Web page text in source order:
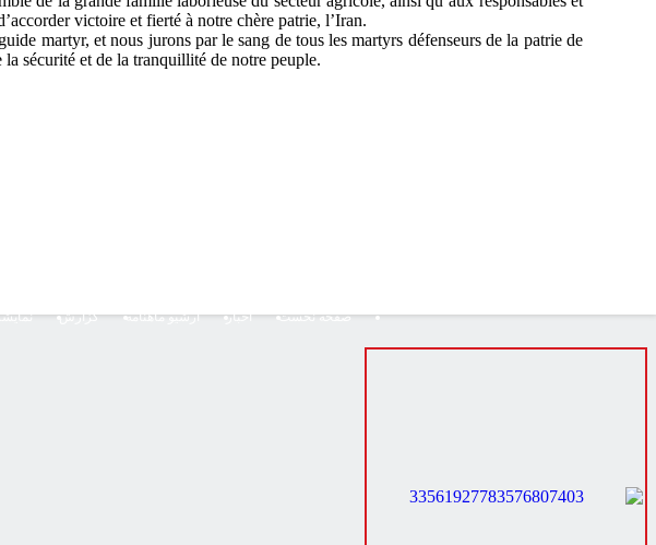
victoire et fierté à notre chère patrie, l’Iran.
martyr, et nous jurons par le sang de tous les martyrs défenseurs de la patrie de
sécurité et de la tranquillité de notre peuple.
صفحه نخست اخبار آرشیو ماهنامه گزارش